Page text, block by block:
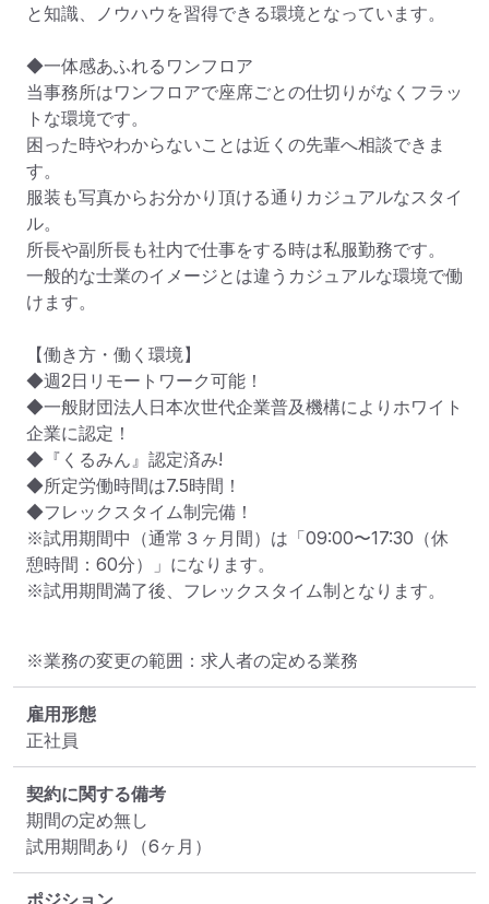
と知識、ノウハウを習得できる環境となっています。
◆一体感あふれるワンフロア
当事務所はワンフロアで座席ごとの仕切りがなくフラッ
トな環境です。
困った時やわからないことは近くの先輩へ相談できま
す。
服装も写真からお分かり頂ける通りカジュアルなスタイ
ル。
所長や副所長も社内で仕事をする時は私服勤務です。
一般的な士業のイメージとは違うカジュアルな環境で働
けます。
【働き方・働く環境】
◆週2日リモートワーク可能！
◆一般財団法人日本次世代企業普及機構によりホワイト
企業に認定！
◆『くるみん』認定済み!
◆所定労働時間は7.5時間！
◆フレックスタイム制完備！
※試用期間中（通常３ヶ月間）は「09:00〜17:30（休
憩時間：60分）」になります。
※試用期間満了後、フレックスタイム制となります。
※業務の変更の範囲：求人者の定める業務
雇用形態
正社員
契約に関する備考
期間の定め無し
試用期間あり（6ヶ月）